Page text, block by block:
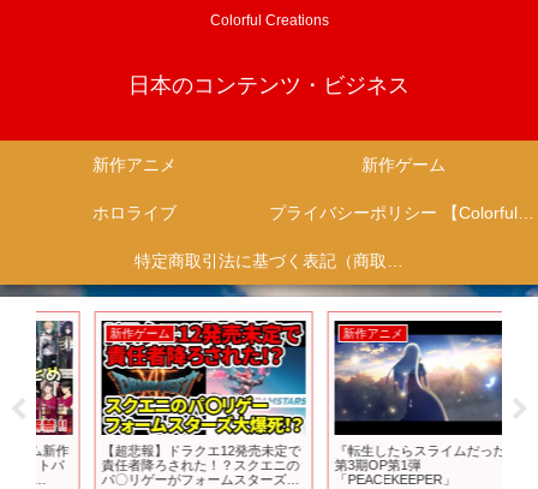
Colorful Creations
日本のコンテンツ・ビジネス
新作アニメ 新作ゲーム
ホロライブ プライバシーポリシー 【Colorful Creation】
特定商取引法に基づく表記（商取引に関する開示）
新作ゲーム
【超悲報】ドラクエ12発売未定で
責任者降ろされた！？スクエニの
パ〇リゲーがフォームスターズ大
新作アニメ
『転生したらスライムだった件』
第3期OP第1弾
「PEACEKEEPER」